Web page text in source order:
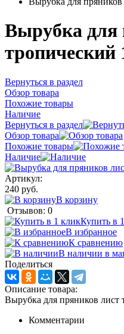
Вырубка для
тропический
Вернуться в раздел
Обзор товара
Похожие товары
Наличие
Вернуться в раздел
Обзор товара
Похожие товары
Наличие
Артикул:
240 руб.
В корзину
Отзывов: 0
Купить в
В избранное
К сравнению
В наличии в
Поделиться
Описание товара:
Вырубка для пряников лист
Комментарии